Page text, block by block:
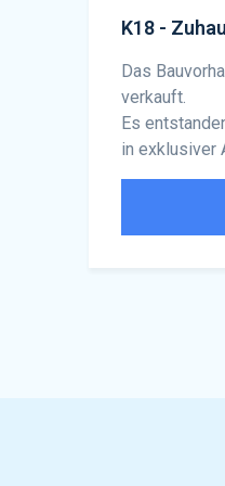
K18 -
Das
verkauft.
Es
in exklusiver